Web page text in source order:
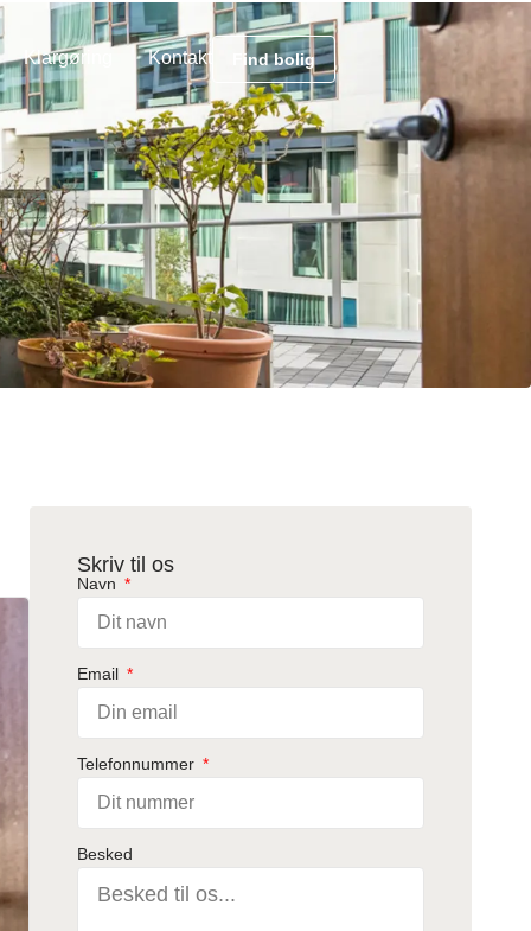
Klargøring Kontakt Find bolig
Skriv til os
Navn
Email
Telefonnummer
Besked